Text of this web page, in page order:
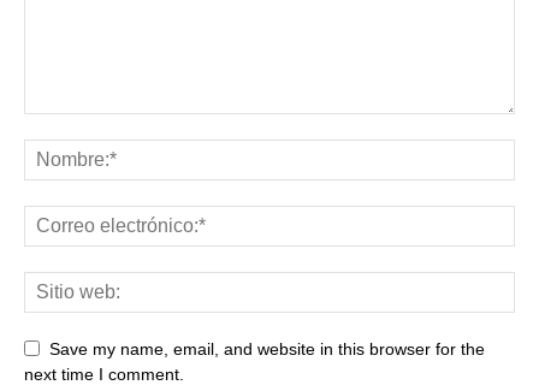
Save my name, email, and website in this browser for the
next time I comment.